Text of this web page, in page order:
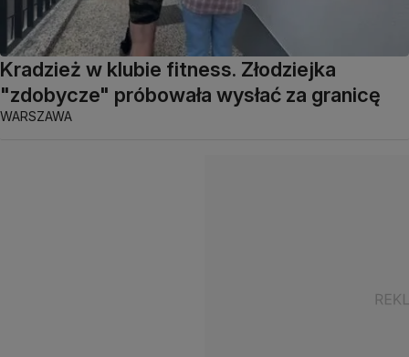
Kradzież w klubie fitness. Złodziejka
"zdobycze" próbowała wysłać za granicę
WARSZAWA